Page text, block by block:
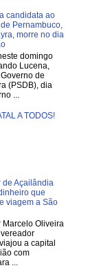
candidata ao
Pernambuco,
morre no dia
domingo
Lucena,
de
(PSDB), dia
...
A TODOS!
de Açailândia
que
viagem a São
Marcelo Oliveira
a capital
com
...